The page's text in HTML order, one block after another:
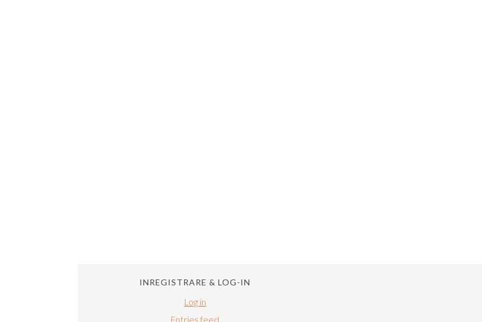
INREGISTRARE & LOG-IN
Log in
Entries feed